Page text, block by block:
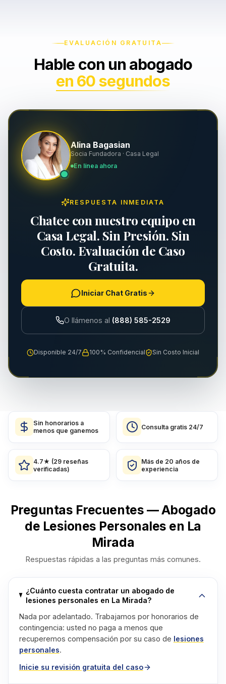
Resbalones y Caídas
Mordeduras de Perro
Daños a Propiedad
Responsabilidad de Propiedad
Lesiones Personales
Seguridad Laboral y OSHA
Asuntos Ejecutivos
EVALUACIÓN GRATUITA
Hable con un abogado
en 60 segundos
Alina Bagasian
Socia Fundadora · Casa Legal
En línea ahora
RESPUESTA INMEDIATA
Chatee con nuestro equipo en
Casa Legal. Sin Presión. Sin
Costo. Evaluación de Caso
Gratuita.
Iniciar Chat Gratis
O llámenos al (888) 585-2529
Disponible 24/7 100% Confidencial Sin Costo Inicial
Sin honorarios a
menos que ganemos
Consulta gratis 24/7
4.7★ (29 reseñas
verificadas)
Más de 20 años de
experiencia
Preguntas Frecuentes — Abogado
de Lesiones Personales en La
Mirada
Respuestas rápidas a las preguntas más comunes.
¿Cuánto cuesta contratar un abogado de
lesiones personales en La Mirada?
Nada por adelantado. Trabajamos por honorarios de
contingencia: usted no paga a menos que
recuperemos compensación por su caso de lesiones
personales.
Inicie su revisión gratuita del caso